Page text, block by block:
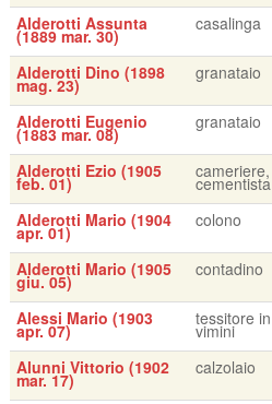
Alderotti Assunta
(1889 mar. 30)
casalinga
Alderotti Dino (1898
mag. 23)
granataio
Alderotti Eugenio
(1883 mar. 08)
granataio
Alderotti Ezio (1905
feb. 01)
cameriere,
cementista
Alderotti Mario (1904
apr. 01)
colono
Alderotti Mario (1905
giu. 05)
contadino
Alessi Mario (1903
apr. 07)
tessitore in
vimini
Alunni Vittorio (1902
mar. 17)
calzolaio